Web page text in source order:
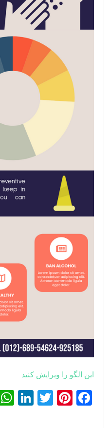
این الگو را ویرایش کنید
Facebook